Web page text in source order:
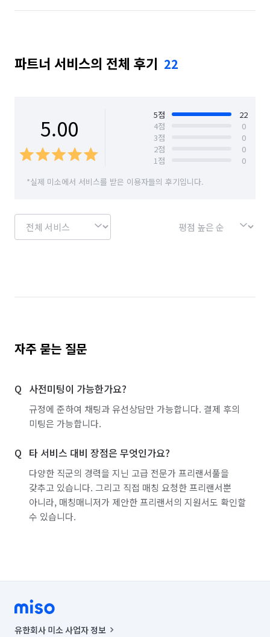
✔️작업 시 피드백 최소 3번
1️⃣도착 후 전체적인 하자 촬영 및 전송
✔️코스프 홈케어는 절대로 일용직을 고용하지 않습니다.
(체계적으로 일을 배운 정직원들로만 구성)
✔️ A/S는 고객님께서 불만족스러운 부분이 있으시다면
만족하실때까지 무제한(입주전)
📌예약방법 및 결제📌
✔️전화로 일정 조율 및 견적상담✍️
✔️계약확정시 예약금 입금🤝
2️⃣배수구, 환풍구, 전등, 수납장
3️⃣작업 종료 30분전 고객님께 전화드려서 같이 현장 검수 후
고객님 만족시 계약금 제외한 나머지 잔금 결제
만족도를 최우선시 하고 있습니다.
하겠습니다
부산 해운대구
파트너 서비스의 전체 후기 22
5.00 5점
22
4점
0
3점
0
2점
0
1점
0
*실제 미소에서 서비스를 받은 이용자들의 후기입니다.
자주 묻는 질문
사전미팅이 가능한가요?
규정에 준하여 채팅과 유선상담만 가능합니다. 결제 후의
미팅은 가능합니다.
타 서비스 대비 장점은 무엇인가요?
다양한 직군의 경력을 지닌 고급 전문가 프리랜서풀을
갖추고 있습니다. 그리고 직접 매칭 요청한 프리랜서뿐
아니라, 매칭매니저가 제안한 프리랜서의 지원서도 확인할
수 있습니다.
유한회사 미소 사업자 정보